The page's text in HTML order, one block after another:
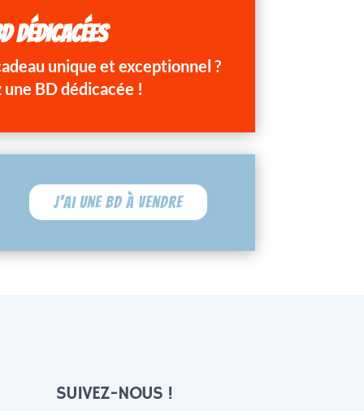
DÉDICACÉES
unique et exceptionnel ?
BD dédicacée !
J'ai une BD à vendre
SUIVEZ-NOUS !